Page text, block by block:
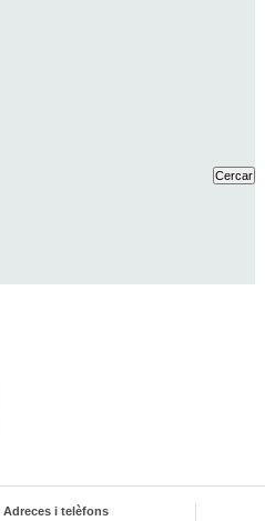
Adreces i telèfons